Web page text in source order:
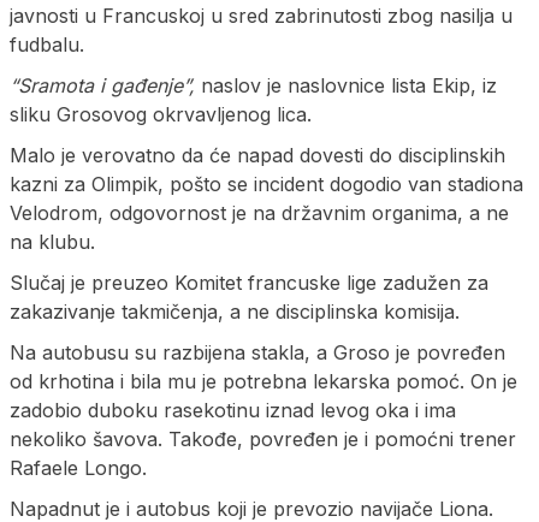
javnosti u Francuskoj u sred zabrinutosti zbog nasilja u
fudbalu.
“Sramota i gađenje”, naslov je naslovnice lista Ekip, iz
sliku Grosovog okrvavljenog lica.
Malo je verovatno da će napad dovesti do disciplinskih
kazni za Olimpik, pošto se incident dogodio van stadiona
Velodrom, odgovornost je na državnim organima, a ne
na klubu.
Slučaj je preuzeo Komitet francuske lige zadužen za
zakazivanje takmičenja, a ne disciplinska komisija.
Na autobusu su razbijena stakla, a Groso je povređen
od krhotina i bila mu je potrebna lekarska pomoć. On je
zadobio duboku rasekotinu iznad levog oka i ima
nekoliko šavova. Takođe, povređen je i pomoćni trener
Rafaele Longo.
Napadnut je i autobus koji je prevozio navijače Liona.